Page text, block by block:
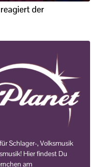
der
Schlager-, Volksmusik
Hier findest Du
am